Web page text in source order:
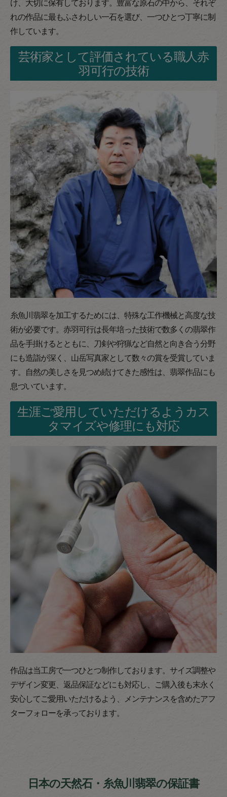
れの作品に最もふさわしい一石を選び、一つひとつ丁寧に制
作しています。
芸術家として評価されている職人赤
羽可行の技術
糸魚川翡翠を加工するためには、特殊な工作機械と高度な技
術が必要です。赤羽可行は長年培った技術で数多くの翡翠作
品を手掛けるとともに、刀剣や狩猟など自然と向き合う分野
にも造詣が深く、山岳写真家として数々の賞を受賞していま
す。自然の美しさを見つめ続けてきた感性は、翡翠作品にも
息づいています。
生涯ご愛用していただけるようカス
タマイズや修理にも対応
作品は当工房で一つひとつ制作しております。サイズ調整や
デザイン変更、返品保証などにも対応し、ご購入後も末永く
安心してご愛用いただけるよう、メンテナンスを含めたアフ
ターフォローを承っております。
日本の天然石・糸魚川翡翠の保証書